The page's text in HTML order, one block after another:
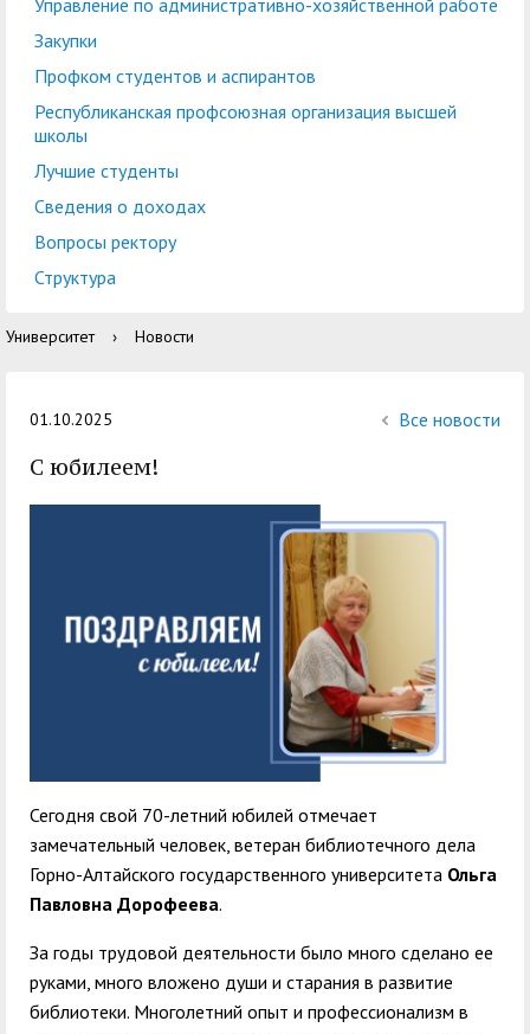
Международная
деятельность
Управление по
административно-
Закупки
Республиканская
организация высшей
Центр тестирования
иностранных граждан
по русскому языку
Центр развития
компетенций
Центр русского языка
обучающихся ГАГУ
Образовательный
модуль «Обучение
предоставлении
академического
отпуска обучающимся
Управление по административно-хозяйственной работе
Закупки
Профком студентов и аспирантов
Республиканская профсоюзная организация высшей
школы
Лучшие студенты
Сведения о доходах
Вопросы ректору
Структура
Университет › Новости
01.10.2025 Все новости
С юбилеем!
Сегодня свой 70-летний юбилей отмечает
замечательный человек, ветеран библиотечного дела
Горно-Алтайского государственного университета Ольга
Павловна Дорофеева.
За годы трудовой деятельности было много сделано ее
руками, много вложено души и старания в развитие
библиотеки. Многолетний опыт и профессионализм в